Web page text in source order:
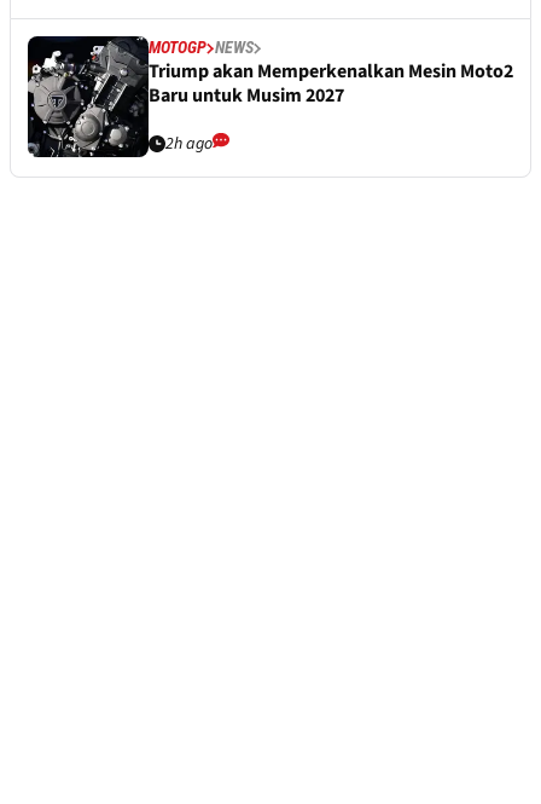
MOTOGP NEWS
Triump akan Memperkenalkan Mesin Moto2
Baru untuk Musim 2027
2h ago